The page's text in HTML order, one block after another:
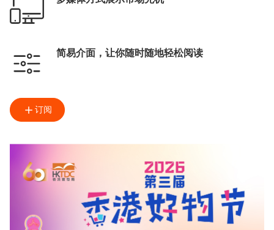
简易介面，让你随时随地轻松阅读
订阅